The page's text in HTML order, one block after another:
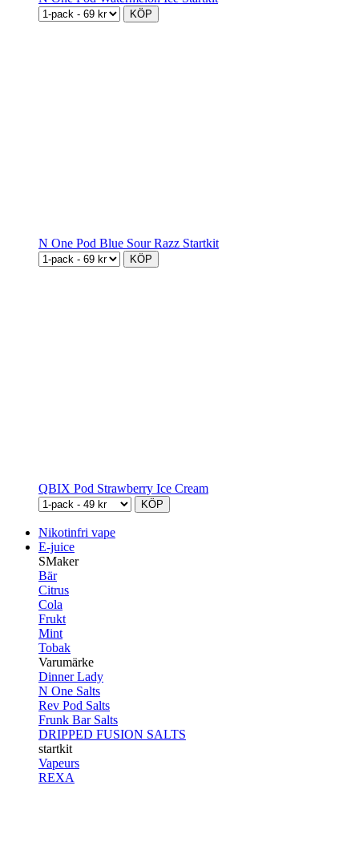
KÖP
N One Pod Blue Sour Razz Startkit
KÖP
QBIX Pod Strawberry Ice Cream
KÖP
Nikotinfri vape
E-juice
SMaker
Bär
Citrus
Cola
Frukt
Mint
Tobak
Varumärke
Dinner Lady
N One Salts
Rev Pod Salts
Frunk Bar Salts
DRIPPED FUSION SALTS
startkit
Vapeurs
REXA